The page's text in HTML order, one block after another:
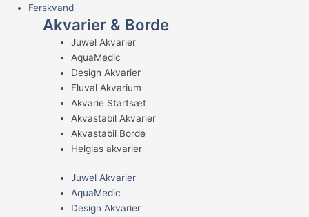
Ferskvand
Akvarier & Borde
Juwel Akvarier
AquaMedic
Design Akvarier
Fluval Akvarium
Akvarie Startsæt
Akvastabil Akvarier
Akvastabil Borde
Helglas akvarier
Juwel Akvarier
AquaMedic
Design Akvarier